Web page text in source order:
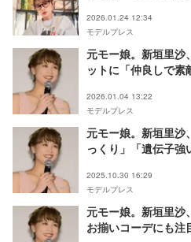
2026.01.24 12:34
モデルプレス
元モー娘。新垣里沙
ットに「仲良しで
2026.01.04 13:22
モデルプレス
元モー娘。新垣里沙
っくり」「遺伝子強
2025.10.30 16:29
モデルプレス
元モー娘。新垣里沙
お揃いコーデにも注